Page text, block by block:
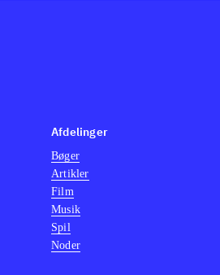
Afdelinger
Bøger
Artikler
Film
Musik
Spil
Noder